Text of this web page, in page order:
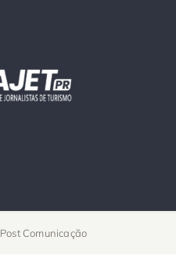
Post Comunicação